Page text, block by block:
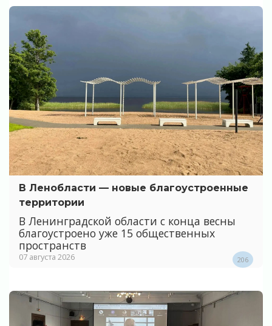
В Ленобласти — новые благоустроенные
территории
В Ленинградской области с конца весны
благоустроено уже 15 общественных
пространств
07 августа 2026 206